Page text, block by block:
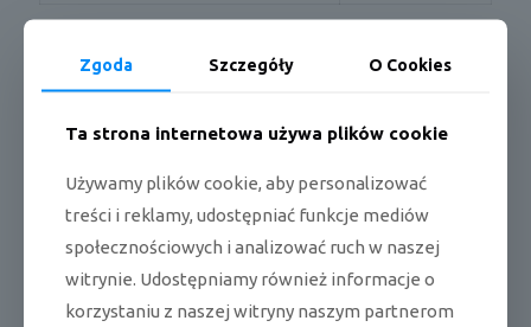
Moduł WiFi
Filtr plazmowy Nie
Funkcja I-Feel
Możliwość odczytu
temperatury z pilota
przewodowego
Ilość biegów wentylatora
4
Zgoda Szczegóły O Cookies
Ta strona internetowa używa plików cookie
Używamy plików cookie, aby personalizować
treści i reklamy, udostępniać funkcje mediów
społecznościowych i analizować ruch w naszej
witrynie. Udostępniamy również informacje o
korzystaniu z naszej witryny naszym partnerom